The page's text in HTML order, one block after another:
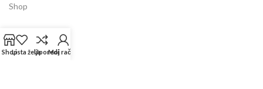
Shop
INFORMACIJE
Prodajni centar
ShopLista željaUporediMoj račun